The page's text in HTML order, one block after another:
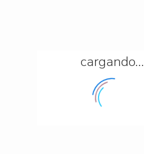
cargando...